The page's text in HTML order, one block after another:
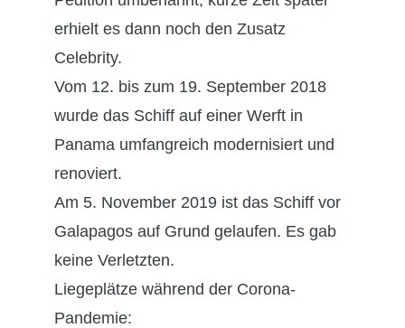
erhielt es dann noch den Zusatz
Celebrity.
Vom 12. bis zum 19. September 2018
wurde das Schiff auf einer Werft in
Panama umfangreich modernisiert und
renoviert.
Am 5. November 2019 ist das Schiff vor
Galapagos auf Grund gelaufen. Es gab
keine Verletzten.
Liegeplätze während der Corona-
Pandemie: